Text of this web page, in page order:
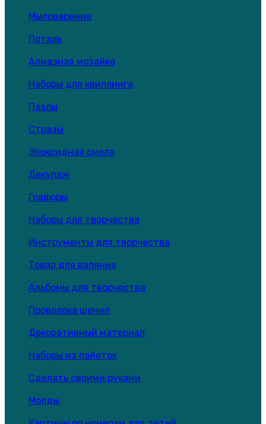
Мыловарение
Поталь
Алмазная мозайка
Наборы для квиллинга
Пазлы
Стразы
Эпоксидная смола
Декупаж
Гравюры
Наборы для творчества
Инструменты для творчества
Товар для валяния
Альбомы для творчества
Проволока шенил
Декоративный материал
Наборы из пайеток
Сделать своими руками
Молды